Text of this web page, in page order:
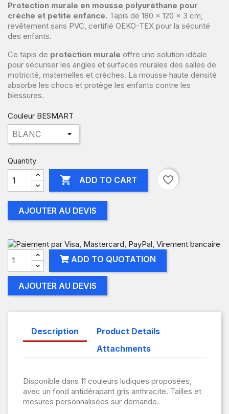
Protection murale en mousse polyuréthane pour
crèche et petite enfance. Tapis de 180 x 120 x 3 cm,
revêtement sans PVC, certifié OEKO-TEX pour la sécurité
des enfants.
Ce tapis de protection murale offre une solution idéale
pour sécuriser les angles et surfaces murales des salles de
motricité, maternelles et crèches. La mousse haute densité
absorbe les chocs et protège les enfants contre les
blessures.
Couleur BESMART
Quantity
 ADD TO CART favorite_border
AJOUTER AU DEVIS
ADD TO QUOTATION
AJOUTER AU DEVIS
Description
Product Details
Attachments
Disponible dans 11 couleurs ludiques proposées,
avec un fond antidérapant gris anthracite. Tailles et
mesures personnalisées sur demande.